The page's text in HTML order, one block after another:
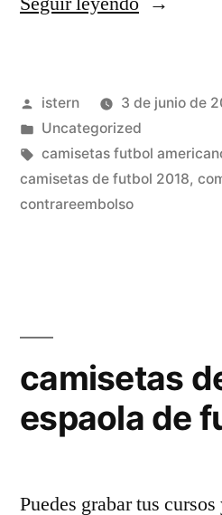
Publicado
por
istern
3 de junio de
Publicado
en
Uncategorized
Etiquetas:
camisetas futbol
camisetas de futbol 2018,
contrareembolso
camisetas
espaola de
Puedes grabar tus